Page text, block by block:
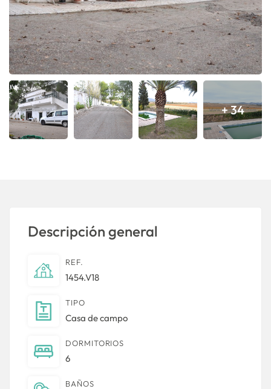
+ 34
Descripción general
REF.
1454.V18
TIPO
Casa de campo
DORMITORIOS
6
BAÑOS